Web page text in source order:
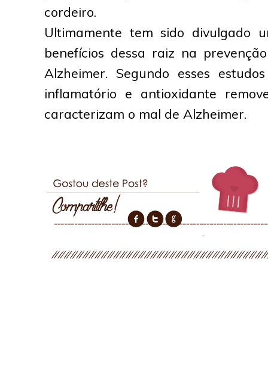
cordeiro.
Ultimamente tem sido divulgado
benefícios dessa raiz na
Alzheimer. Segundo esses
inflamatório e antioxidante
caracterizam o mal de Alzheimer.